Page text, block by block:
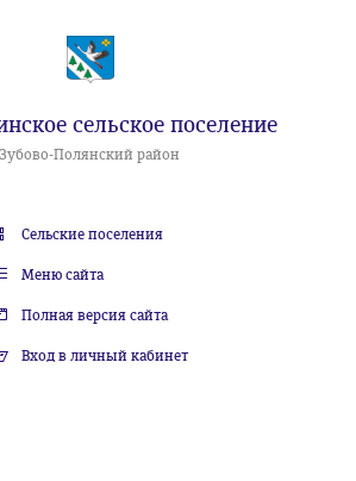
сельское поселение
Зубово-Полянский район
Сельские поселения
Меню сайта
Полная версия сайта
Вход в личный кабинет